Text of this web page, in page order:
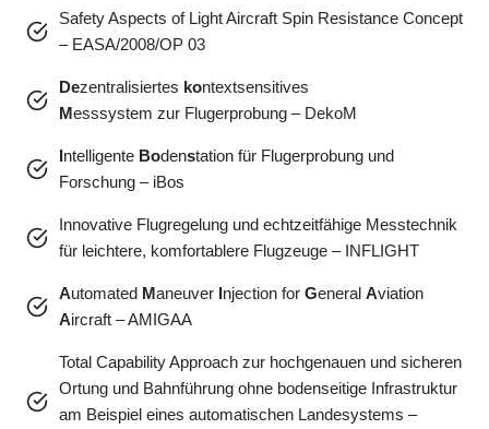
Safety Aspects of Light Aircraft Spin Resistance Concept
– EASA/2008/OP 03
Dezentralisiertes kontextsensitives
Messsystem zur Flugerprobung – DekoM
Intelligente Bodenstation für Flugerprobung und
Forschung – iBos
Innovative Flugregelung und echtzeitfähige Messtechnik
für leichtere, komfortablere Flugzeuge – INFLIGHT
Automated Maneuver Injection for General Aviation
Aircraft – AMIGAA
Total Capability Approach zur hochgenauen und sicheren
Ortung und Bahnführung ohne bodenseitige Infrastruktur
am Beispiel eines automatischen Landesystems –